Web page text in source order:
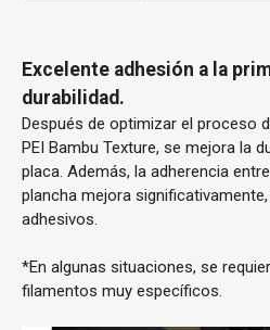
Excelente adhesión a la
durabilidad.
Después de optimizar el proceso
PEI Bambu Texture, se mejora la
placa. Además, la adherencia
plancha mejora
adhesivos.
*En algunas situaciones, se
filamentos muy específicos.